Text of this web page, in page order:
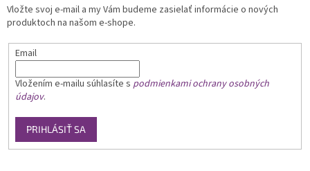
Vložte svoj e-mail a my Vám budeme zasielať informácie o nových
produktoch na našom e-shope.
Email
Vložením e-mailu súhlasíte s podmienkami ochrany osobných
údajov.
PRIHLÁSIŤ SA